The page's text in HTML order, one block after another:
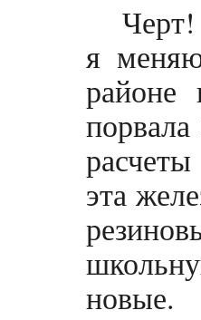
я
районе
эта
новые.